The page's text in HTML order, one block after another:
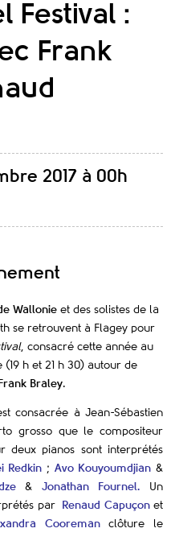
Festival :
Frank
2017 à 00h
Wallonie et des solistes de la
se retrouvent à Flagey pour
, consacré cette année au
h et 21 h 30) autour de
Frank Braley.
consacrée à Jean-Sébastien
grosso que le compositeur
deux pianos sont interprétés
Redkin ; Avo Kouyoumdjian &
& Jonathan Fournel. Un
par
Renaud Capuçonet
Cooremanclôture le